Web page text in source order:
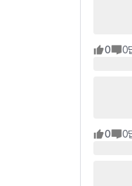
0 0
0 0